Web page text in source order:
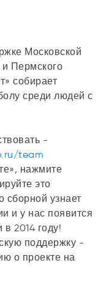
Московской
Пермского
собирает
среди людей с
-
team
нажмите
это
сборной узнает
и у нас появится
2014 году!
поддержку -
о проекте на